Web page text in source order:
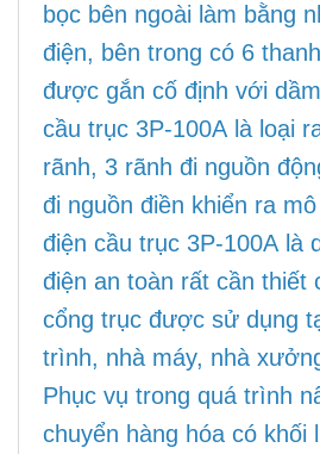
bọc bên ngoài làm bằng
điện, bên trong có 6
được gắn cố định với
cầu trục 3P-100A là loại
rãnh, 3 rãnh đi nguồn
đi nguồn điền khiển ra
điện cầu trục 3P-100A là
điện an toàn rất cần thiết
cổng trục được sử dụng
trình, nhà máy, nhà
Phục vụ trong quá trình
chuyển hàng hóa có khối